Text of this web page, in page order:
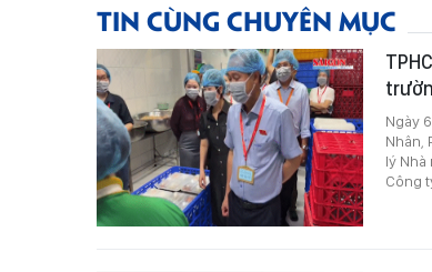
TIN CÙNG CHUYÊN MỤC
Ngày
Nhân,
lý
Công